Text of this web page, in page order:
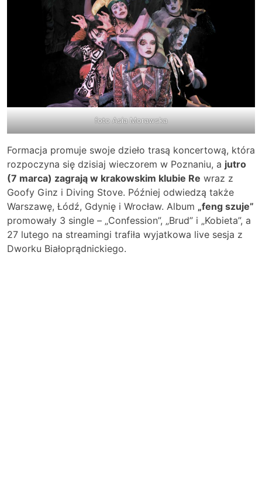
foto Asia Morawska
Formacja promuje swoje dzieło trasą koncertową, która
rozpoczyna się dzisiaj wieczorem w Poznaniu, a jutro
(7 marca) zagrają w krakowskim klubie Re wraz z
Goofy Ginz i Diving Stove. Później odwiedzą także
Warszawę, Łódź, Gdynię i Wrocław. Album „feng szuje”
promowały 3 single – „Confession”, „Brud” i „Kobieta”, a
27 lutego na streamingi trafiła wyjatkowa live sesja z
Dworku Białoprądnickiego.